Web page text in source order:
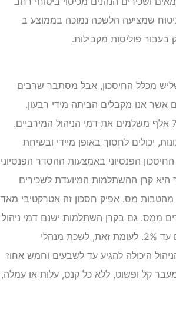
שמציעה הלשכה נמוכה בממוצע ב
שליש מכלל החיסכון, אבל מסתבר שרבים
אשר אנו מקבלים הביתה מידי רבעון.
להערכת משרד האוצר, מתוך כ-2 מיליון חוסכים לפנסיה, 750 אלף משלמים את דמי הניהול המירביים.
יכולים לחסוך באופן מיידי ובשיחת
הפנסיוני באמצעות ההסדר הפנסיוני
קרן ההשתלמות המיועדת לשכירים
חסכון לטווח של 6 שנים, שנהנית מהטבות מס. אפיק חסכון זה אטרקטיבי מאד
ממס. גם בקרן השתלמות ישנם דמי ניהול
שנתיים, כאשר דמי הניהול השנתיים המרביים על פי חוק הינם עד 2%. לעומת זאת, לשכת מנהלי
היכולה להגיע עד לשבעים וחמש אחוז
קל ופשוט, ללא כל קנס, עלות או עמלה,